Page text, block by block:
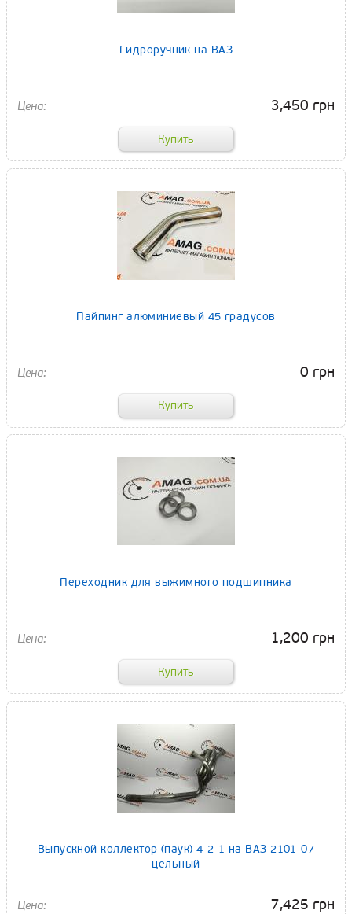
Гидроручник на ВАЗ
3,450 грн
Пайпинг алюминиевый 45 градусов
0 грн
Переходник для выжимного подшипника
1,200 грн
Выпускной коллектор (паук) 4-2-1 на ВАЗ 2101-07
цельный
7,425 грн